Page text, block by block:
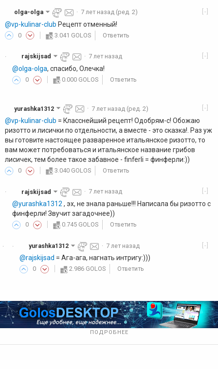
[-]
olga-olga · 7 лет назад (ред. 2)
@vp-kulinar-club Рецепт отменный!
0 3.041 GOLOS Ответить
· [-]
rajskijsad · 7 лет назад
@olga-olga, спасибо, Олечка!
0 0.000 GOLOS Ответить
[-]
yurashka1312 · 7 лет назад (ред. 2)
@vp-kulinar-club = Класснейший рецепт! Одобрям-с! Обожаю
ризотто и лисички по отдельности, а вместе - это сказка!. Раз уж
вы готовите настоящее разваренное итальянское ризотто, то
вам может потребоваться и итальянское название грибов
лисичек, тем более такое забавное - finferli = финферли:))
0 3.040 GOLOS Ответить
· [-]
rajskijsad · 7 лет назад
@yurashka1312 , эх, не знала раньше!!! Написала бы ризотто с
финферли! Звучит загадочнее))
0 0.745 GOLOS Ответить
·
· [-]
yurashka1312 · 7 лет назад
@rajskijsad = Ага-ага, нагнать интригу:)))
0 2.986 GOLOS Ответить
ПОДРОБНЕЕ